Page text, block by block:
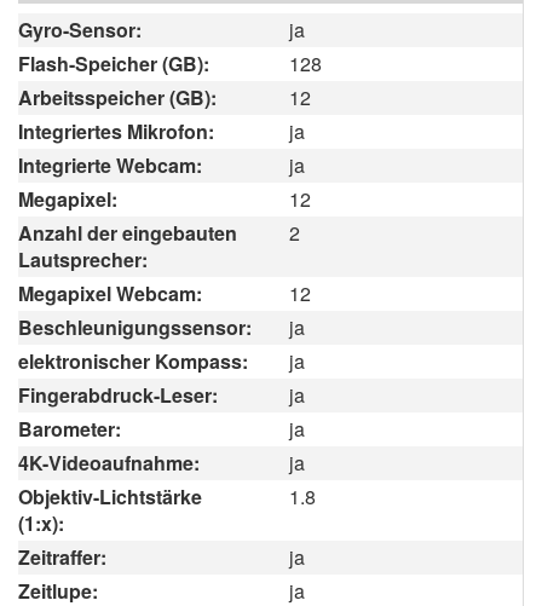
Gyro-Sensor:
ja
Flash-Speicher (GB):
128
Arbeitsspeicher (GB):
12
Integriertes Mikrofon:
ja
Integrierte Webcam:
ja
Megapixel:
12
Anzahl der eingebauten
Lautsprecher:
2
Megapixel Webcam:
12
Beschleunigungssensor:
ja
elektronischer Kompass:
ja
Fingerabdruck-Leser:
ja
Barometer:
ja
4K-Videoaufnahme:
ja
Objektiv-Lichtstärke
(1:x):
1.8
Zeitraffer:
ja
Zeitlupe:
ja